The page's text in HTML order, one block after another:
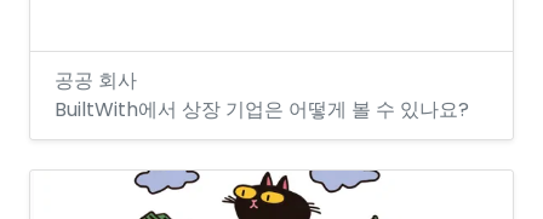
공공 회사
BuiltWith에서 상장 기업은 어떻게 볼 수 있나요?